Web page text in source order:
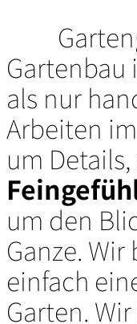
Gartenbau
als nur
Arbeiten
um Details,
um den
Ganze.
einfach
Garten.